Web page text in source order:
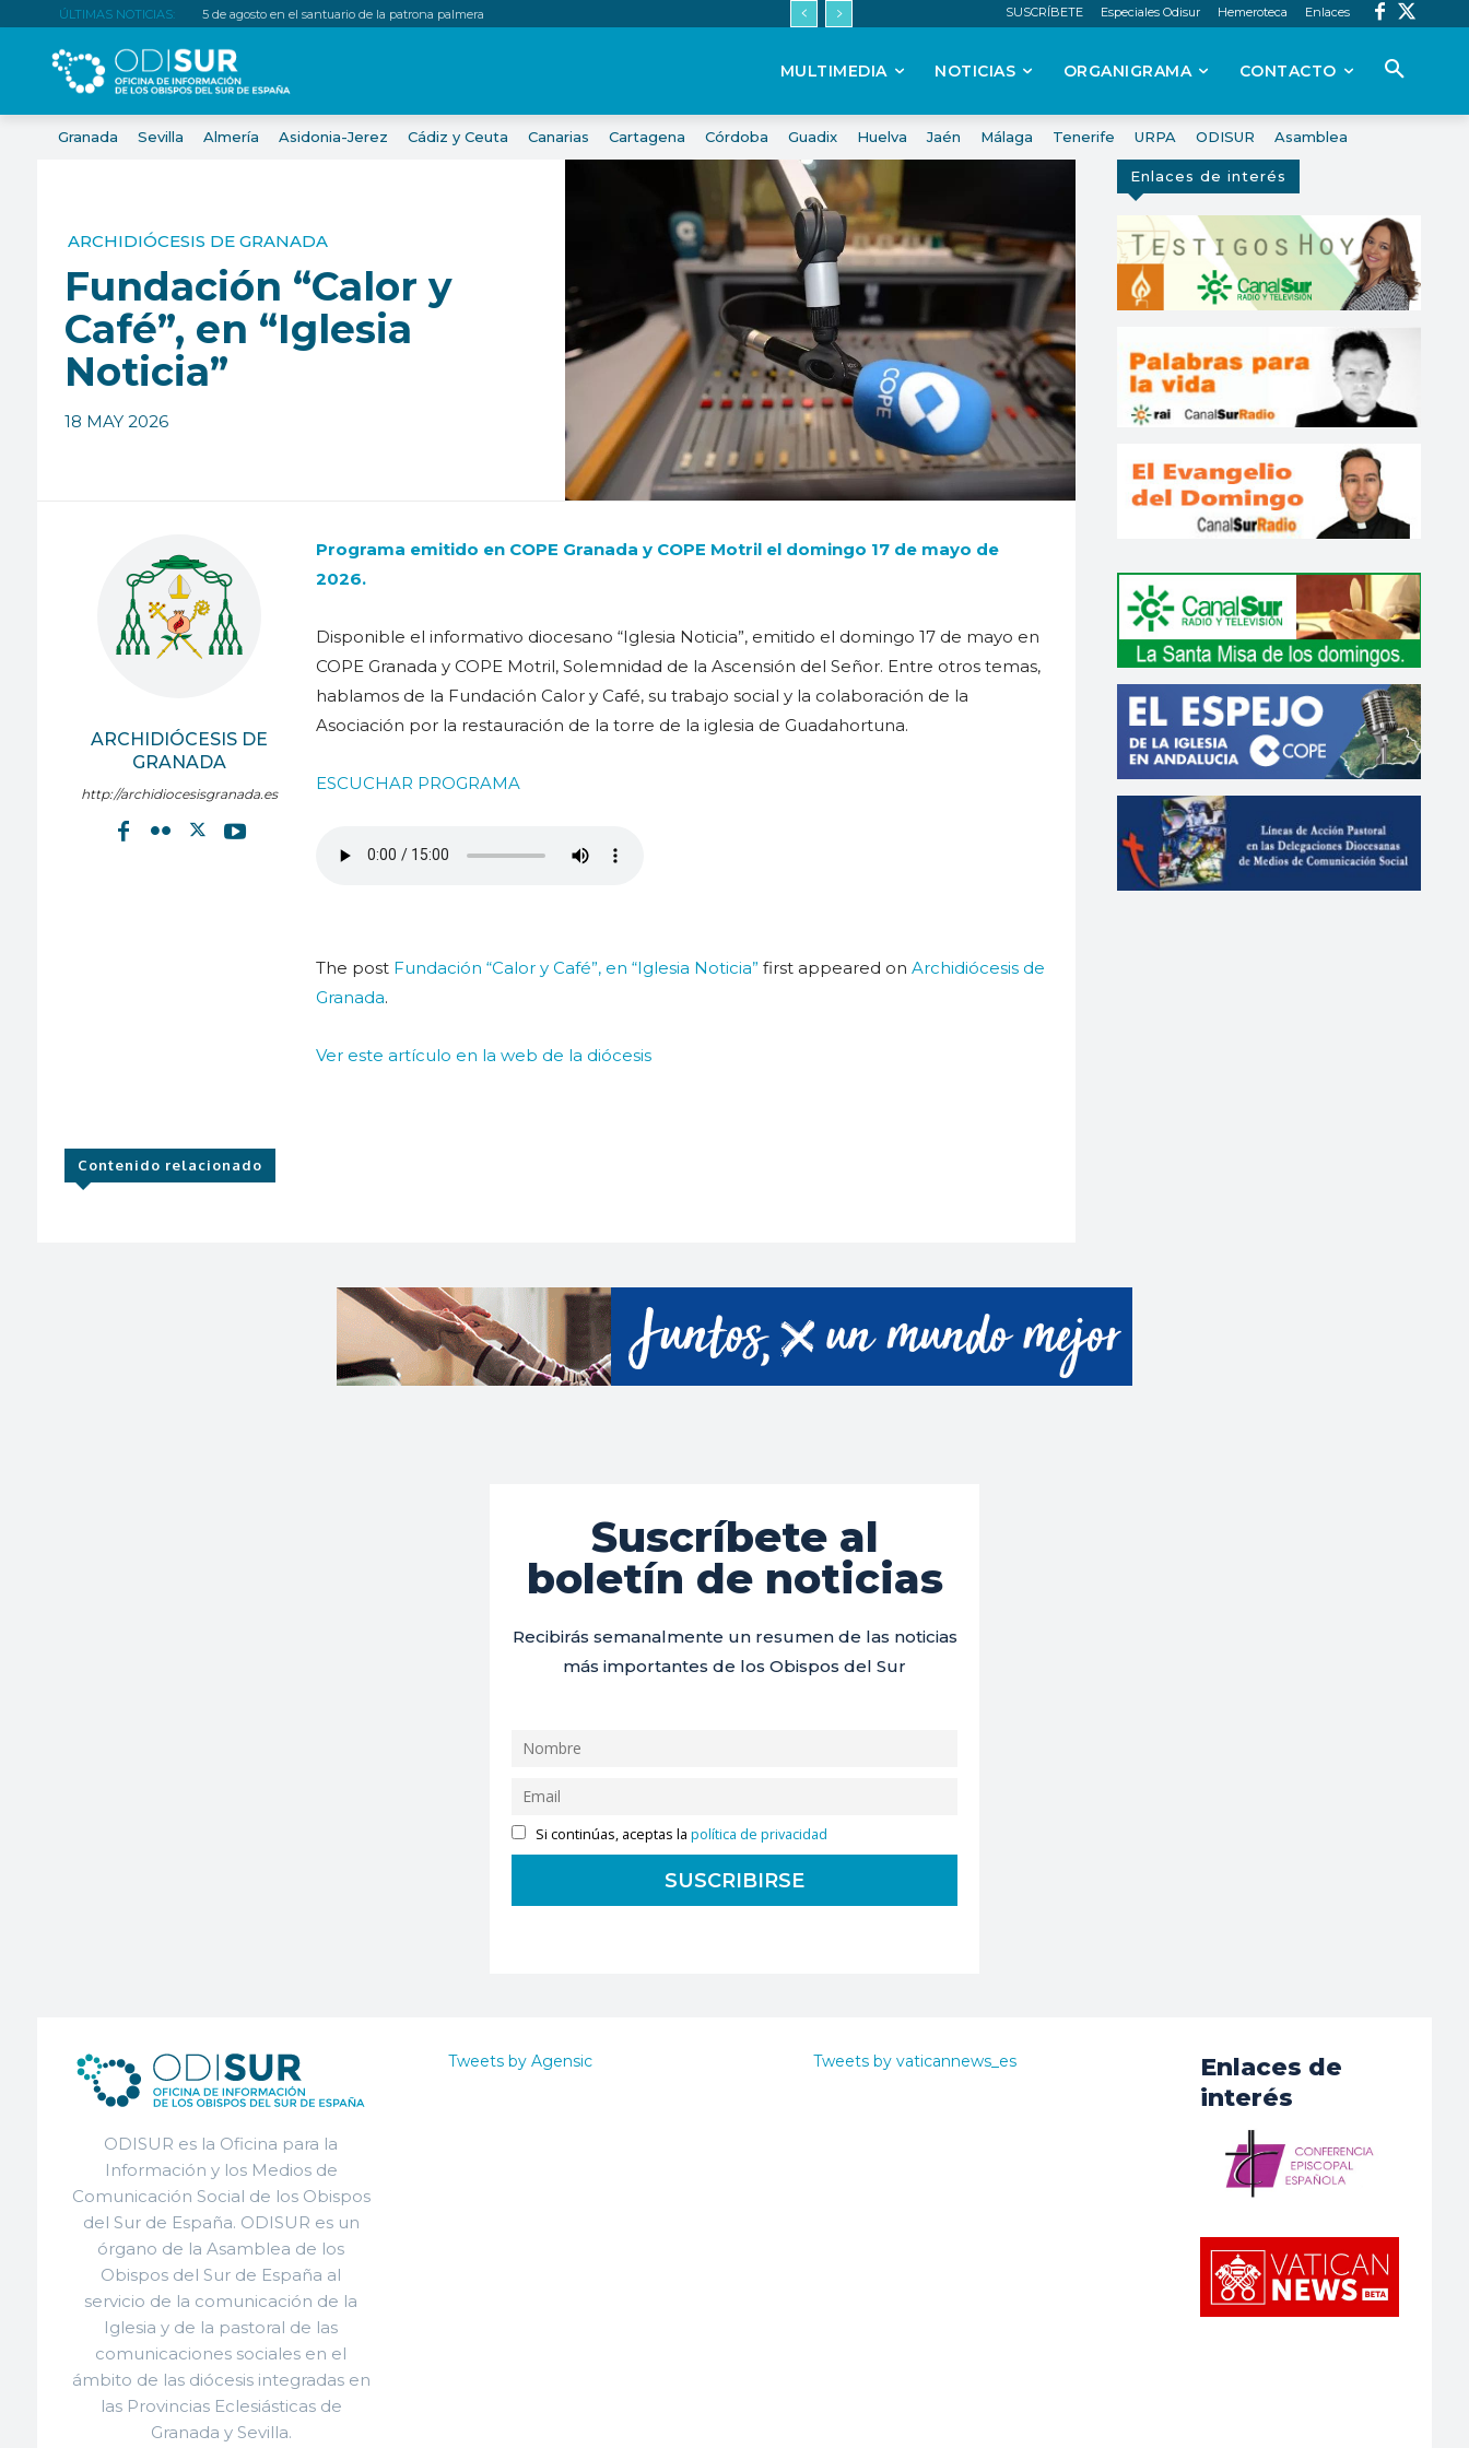
ÚLTIMAS NOTICIAS: 5 de agosto en el santuario de la patrona palmera SUSCRÍBETE Especiales Odisur Hemeroteca Enlaces
MULTIMEDIA NOTICIAS ORGANIGRAMA CONTACTO
Granada Sevilla Almería Asidonia-Jerez Cádiz y Ceuta Canarias Cartagena Córdoba Guadix Huelva Jaén Málaga Tenerife URPA ODISUR Asamblea
ARCHIDIÓCESIS DE GRANADA
Fundación “Calor y
Café”, en “Iglesia
Noticia”
18 MAY 2026
ARCHIDIÓCESIS DE
GRANADA
http://archidiocesisgranada.es
Programa emitido en COPE Granada y COPE Motril el domingo 17 de mayo de
2026.
Disponible el informativo diocesano “Iglesia Noticia”, emitido el domingo 17 de mayo en
COPE Granada y COPE Motril, Solemnidad de la Ascensión del Señor. Entre otros temas,
hablamos de la Fundación Calor y Café, su trabajo social y la colaboración de la
Asociación por la restauración de la torre de la iglesia de Guadahortuna.
ESCUCHAR PROGRAMA
The post Fundación “Calor y Café”, en “Iglesia Noticia” first appeared on Archidiócesis de
Granada.
Ver este artículo en la web de la diócesis
Contenido relacionado
Enlaces de interés
Suscríbete al
boletín de noticias
Recibirás semanalmente un resumen de las noticias
más importantes de los Obispos del Sur
Si continúas, aceptas lapolítica de privacidad
ODISUR es la Oficina para la
Información y los Medios de
Comunicación Social de los Obispos
del Sur de España. ODISUR es un
órgano de la Asamblea de los
Obispos del Sur de España al
servicio de la comunicación de la
Iglesia y de la pastoral de las
comunicaciones sociales en el
ámbito de las diócesis integradas en
las Provincias Eclesiásticas de
Granada y Sevilla.
Tweets by Agensic Tweets by vaticannews_es
Enlaces de
interés